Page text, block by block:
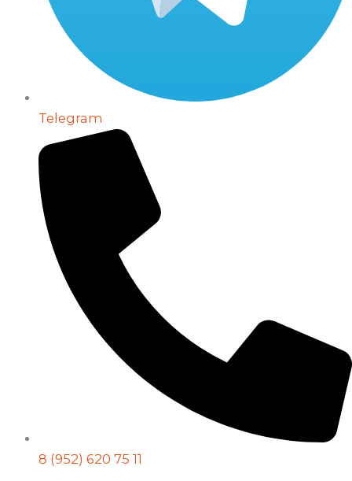
Telegram
8 (952) 620 75 11